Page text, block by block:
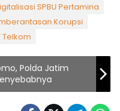
SPBU Pertamina
Korupsi
Telkom
Polda Jatim